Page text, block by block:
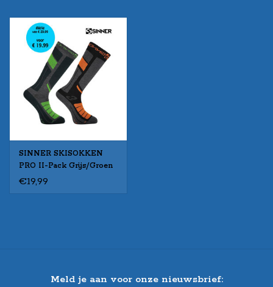
SINNER SKISOKKEN
PRO II-Pack Grijs/Groen
€19,99
Meld je aan voor onze nieuwsbrief: